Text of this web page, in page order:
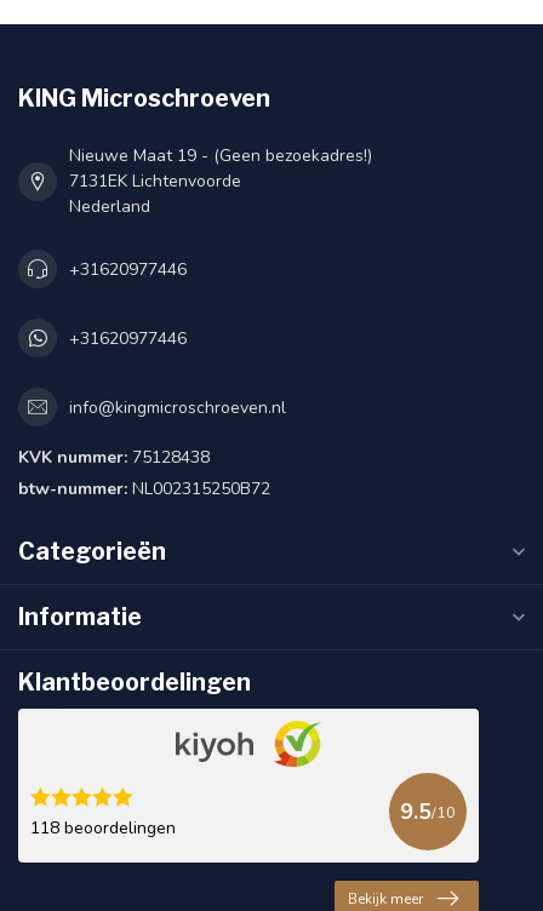
KING Microschroeven
Nieuwe Maat 19 - (Geen bezoekadres!)
7131EK Lichtenvoorde
Nederland
+31620977446
+31620977446
info@kingmicroschroeven.nl
KVK nummer: 75128438
btw-nummer: NL002315250B72
Categorieën
Informatie
Klantbeoordelingen
118 beoordelingen
9.5/10
Bekijk meer